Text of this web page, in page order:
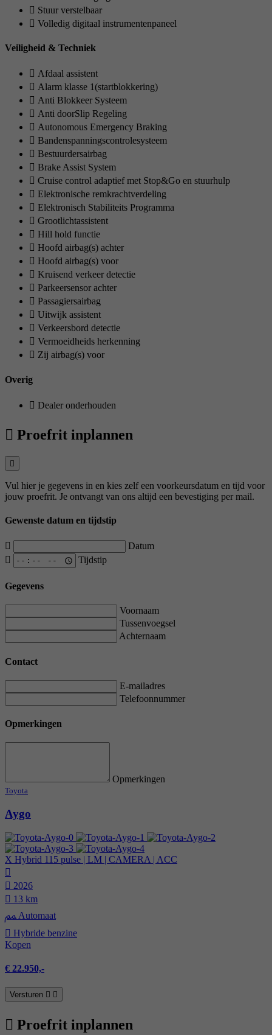
Stuur verstelbaar
Volledig digitaal instrumentenpaneel
Veiligheid & Techniek
Afdaal assistent
Alarm klasse 1(startblokkering)
Anti Blokkeer Systeem
Anti doorSlip Regeling
Autonomous Emergency Braking
Bandenspanningscontrolesysteem
Bestuurdersairbag
Brake Assist System
Cruise control adaptief met Stop&Go en stuurhulp
Elektronische remkrachtverdeling
Elektronisch Stabiliteits Programma
Grootlichtassistent
Hill hold functie
Hoofd airbag(s) achter
Hoofd airbag(s) voor
Kruisend verkeer detectie
Parkeersensor achter
Passagiersairbag
Uitwijk assistent
Verkeersbord detectie
Vermoeidheids herkenning
Zij airbag(s) voor
Overig
Dealer onderhouden
Proefrit inplannen
Vul hier je gegevens in en kies zelf een voorkeursdatum en tijd voor
jouw proefrit. Je ontvangt van ons altijd een bevestiging per mail.
Gewenste datum en tijdstip
Datum
Tijdstip
Gegevens
Voornaam
Tussenvoegsel
Achternaam
Contact
E-mailadres
Telefoonnummer
Opmerkingen
Opmerkingen
Toyota
Aygo
X Hybrid 115 pulse | LM | CAMERA | ACC
2026
13 km
Automaat
Hybride benzine
Kopen
€ 22.950,-
Versturen
Proefrit inplannen